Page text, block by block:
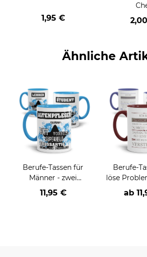
1,95 €
Ähnliche
Berufe-Tassen für
Männer - zwei
Farbvarianten
11,95 €
Berufe-
löse
nicht
ab